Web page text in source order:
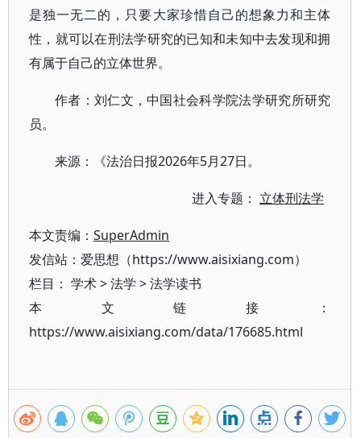
是独一无二的，只要大家珍惜自己的想象力和主体
性，就可以在刑法学研究的已知和未知中去发现和拥
有属于自己的立体世界。
作者：刘仁文，中国社会科学院法学研究所研究
员。
来源：《法治日报2026年5月27日。
进入专题： 立体刑法学
本文责编： SuperAdmin
发信站：爱思想（https://www.aisixiang.com）
栏目： 学术>法学 >法学读书
本文链接：
https://www.aisixiang.com/data/176685.html